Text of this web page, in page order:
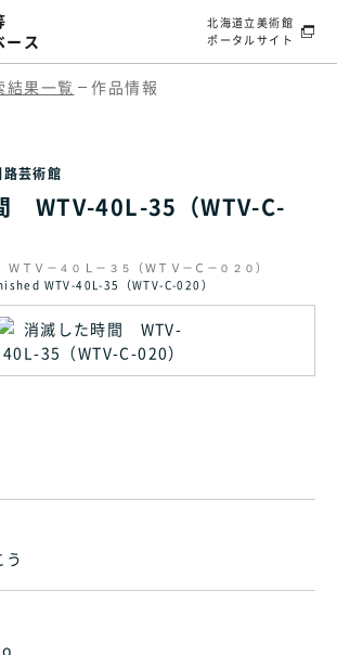
ース
北海道立美術館
ポータルサイト
結果一覧 作品情報
芸術館
WTV-40L-35（WTV-C-
ＴＶ－４０Ｌ－３５（ＷＴＶ－Ｃ－０２０）
WTV-40L-35（WTV-C-020）